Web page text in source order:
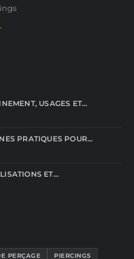
USAGES ET…
PRATIQUES POUR…
ET…
PERÇAGE PIERCINGS